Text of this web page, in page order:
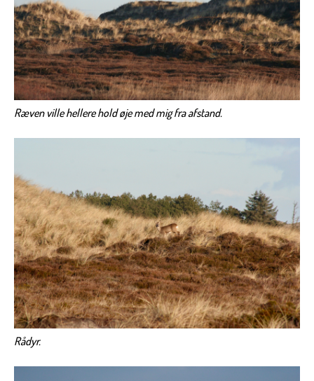
Ræven ville hellere hold øje med mig fra afstand.
Rådyr.